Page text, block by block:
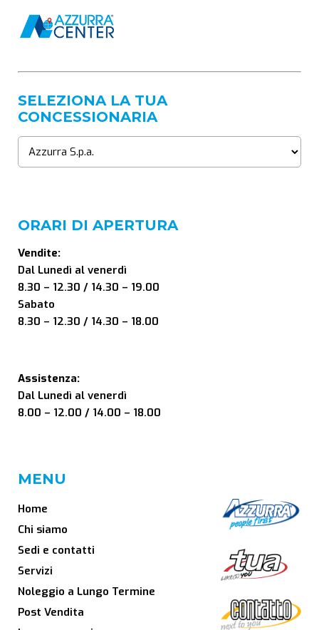
SELEZIONA LA TUA
CONCESSIONARIA
ORARI DI APERTURA
Vendite:
Dal Lunedì al venerdì
8.30 – 12.30 / 14.30 – 19.00
Sabato
8.30 – 12.30 / 14.30 – 18.00
Assistenza:
Dal Lunedì al venerdì
8.00 – 12.00 / 14.00 – 18.00
MENU
Home
Chi siamo
Sedi e contatti
Servizi
Noleggio a Lungo Termine
Post Vendita